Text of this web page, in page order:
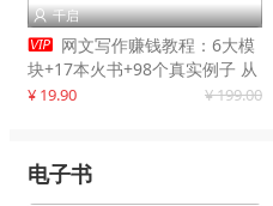
 千启
 网文写作赚钱教程：6大模
块+17本火书+98个真实例子 从
入门到精通实战方法
¥ 19.90 ¥ 199.00
电子书